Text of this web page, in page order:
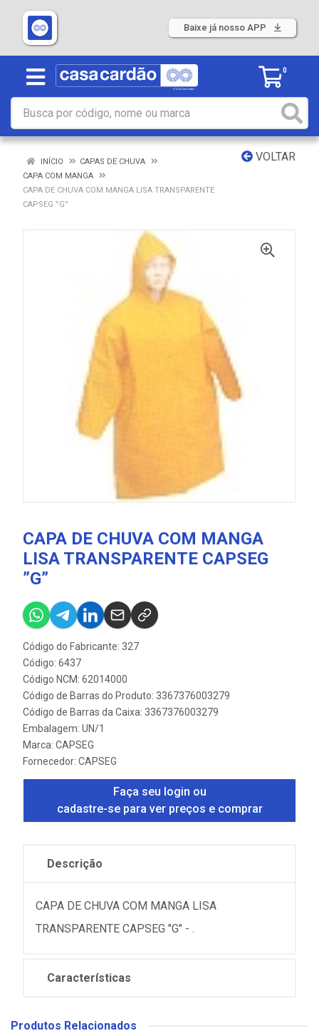
Baixe já nosso APP
0
VOLTAR
INÍCIO
CAPAS DE CHUVA
CAPA COM MANGA
CAPA DE CHUVA COM MANGA LISA TRANSPARENTE
CAPSEG ”G”
CAPA DE CHUVA COM MANGA
LISA TRANSPARENTE CAPSEG
”G”
Código do Fabricante: 327
Código: 6437
Código NCM: 62014000
Código de Barras do Produto: 3367376003279
Código de Barras da Caixa: 3367376003279
Embalagem: UN/1
Marca: CAPSEG
Fornecedor: CAPSEG
Faça seu login ou
cadastre-se para ver preços e comprar
Descrição
CAPA DE CHUVA COM MANGA LISA
TRANSPARENTE CAPSEG "G" - .
Características
Produtos Relacionados